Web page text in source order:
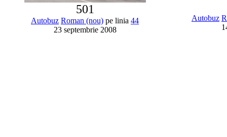
501
Autobuz Roman (nou) pe linia 44
23 septembrie 2008
Autobuz